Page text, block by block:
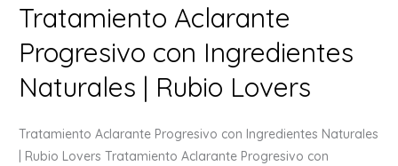
Tratamiento Aclarante
Progresivo con Ingredientes
Naturales | Rubio Lovers
Tratamiento Aclarante Progresivo con Ingredientes Naturales
| Rubio Lovers Tratamiento Aclarante Progresivo con